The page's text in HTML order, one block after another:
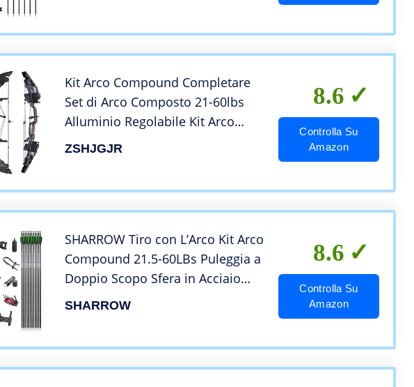
Kit Arco Compound Completare
Set di Arco Composto 21-60lbs
Alluminio Regolabile Kit Arco
Compound per tiro con l’arco da
ZSHJGJR
8.6
Controlla Su
Amazon
SHARROW Tiro con L’Arco Kit Arco
Compound 21.5-60LBs Puleggia a
Doppio Scopo Sfera in Acciaio
Arco Composto Arco e Frecce Set
SHARROW
8.6
Controlla Su
Amazon